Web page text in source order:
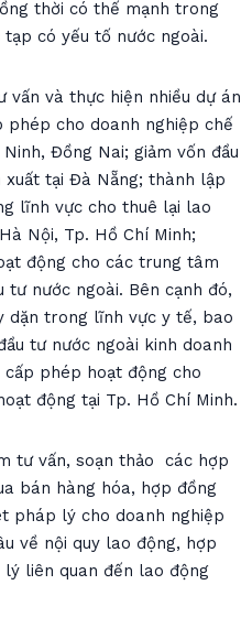
thời có thế mạnh trong
có yếu tố nước ngoài.
và thực hiện nhiều dự án
cho doanh nghiệp chế
Đồng Nai; giảm vốn đầu
tại Đà Nẵng; thành lập
lĩnh vực cho thuê lại lao
Nội, Tp. Hồ Chí Minh;
động cho các trung tâm
tư nước ngoài. Bên cạnh đó,
dặn trong lĩnh vực y tế, bao
tư nước ngoài kinh doanh
phép hoạt động cho
động tại Tp. Hồ Chí Minh.
tư vấn, soạn thảo các hợp
bán hàng hóa, hợp đồng
pháp lý cho doanh nghiệp
về nội quy lao động, hợp
liên quan đến lao động